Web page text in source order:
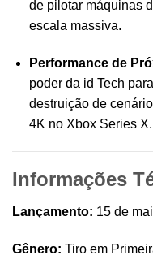
de pilotar máquinas
escala massiva.
Performance de
poder da id Tech
destruição de
4K no Xbox Series X.
Informações
Lançamento: 15 de
Gênero: Tiro em